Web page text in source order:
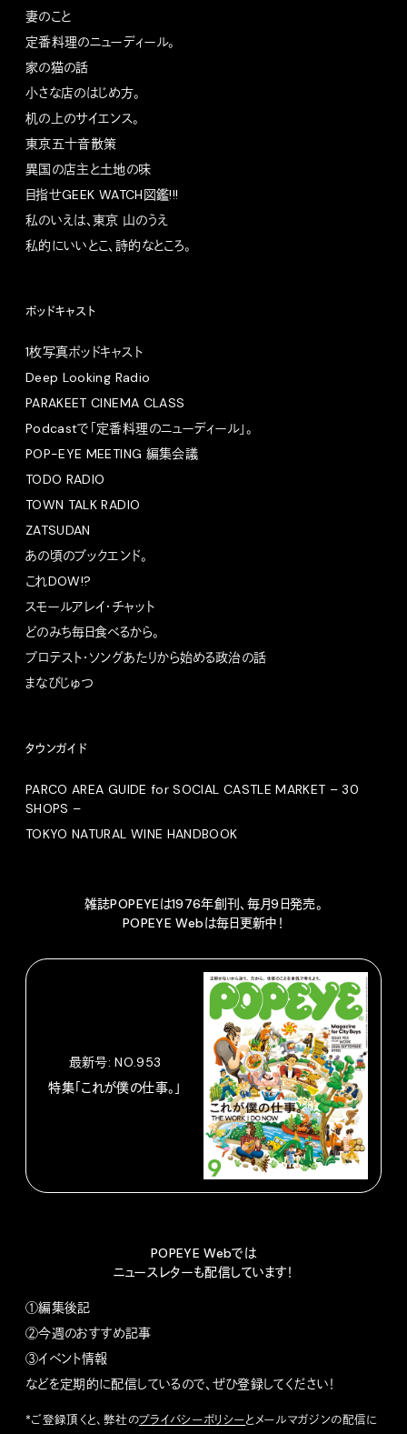
妻のこと
定番料理のニューディール。
家の猫の話
小さな店のはじめ方。
机の上のサイエンス。
東京五十音散策
異国の店主と土地の味
目指せGEEK WATCH図鑑!!!
私のいえは、東京 山のうえ
私的にいいとこ、詩的なところ。
ポッドキャスト
1枚写真ポッドキャスト
Deep Looking Radio
PARAKEET CINEMA CLASS
Podcastで「定番料理のニューディール」。
POP-EYE MEETING 編集会議
TODO RADIO
TOWN TALK RADIO
ZATSUDAN
あの頃のブックエンド。
これDOW!?
スモールアレイ・チャット
どのみち毎日食べるから。
プロテスト・ソングあたりから始める政治の話
まなびじゅつ
タウンガイド
PARCO AREA GUIDE for SOCIAL CASTLE MARKET – 30
SHOPS –
TOKYO NATURAL WINE HANDBOOK
雑誌POPEYEは1976年創刊、毎月9日発売。
POPEYE Webは毎日更新中！
最新号: NO.953
特集「これが僕の仕事。」
POPEYE Webでは
ニュースレターも配信しています！
①編集後記
②今週のおすすめ記事
③イベント情報
などを定期的に配信しているので、ぜひ登録してください！
*ご登録頂くと、弊社のプライバシーポリシーとメールマガジンの配信に